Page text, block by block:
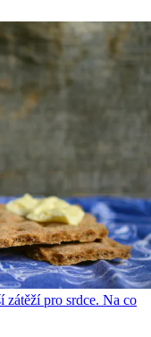
zátěží pro srdce. Na co